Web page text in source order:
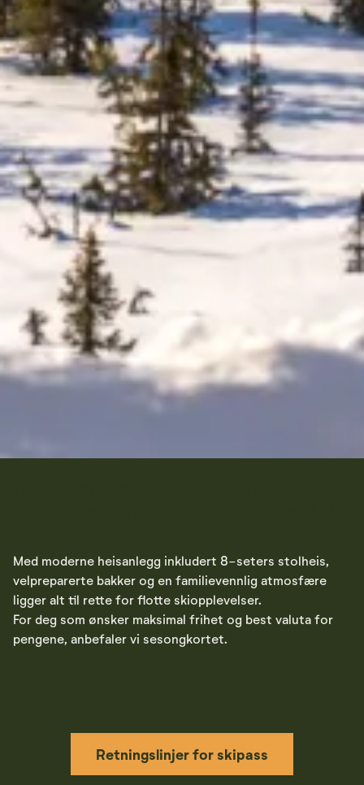
Med moderne heisanlegg inkludert 8-seters stolheis,
velpreparerte bakker og en familievennlig atmosfære
ligger alt til rette for flotte skiopplevelser.
For deg som ønsker maksimal frihet og best valuta for
pengene, anbefaler vi sesongkortet.
Retningslinjer for skipass